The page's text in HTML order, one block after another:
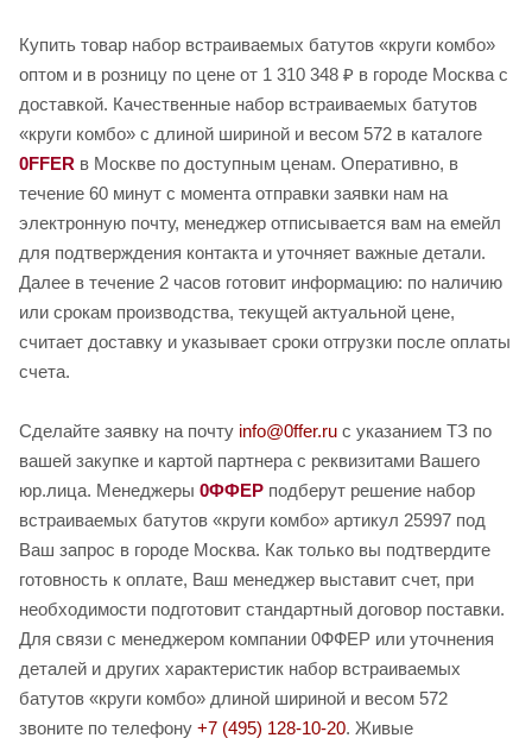
Купить товар набор встраиваемых батутов «круги комбо»
оптом и в розницу по цене от 1 310 348 ₽ в городе Москва с
доставкой. Качественные набор встраиваемых батутов
«круги комбо» с длиной шириной и весом 572 в каталоге
0FFER в Москве по доступным ценам. Оперативно, в
течение 60 минут с момента отправки заявки нам на
электронную почту, менеджер отписывается вам на емейл
для подтверждения контакта и уточняет важные детали.
Далее в течение 2 часов готовит информацию: по наличию
или срокам производства, текущей актуальной цене,
считает доставку и указывает сроки отгрузки после оплаты
счета.
Сделайте заявку на почту info@0ffer.ru с указанием ТЗ по
вашей закупке и картой партнера с реквизитами Вашего
юр.лица. Менеджеры 0ФФЕР подберут решение набор
встраиваемых батутов «круги комбо» артикул 25997 под
Ваш запрос в городе Москва. Как только вы подтвердите
готовность к оплате, Ваш менеджер выставит счет, при
необходимости подготовит стандартный договор поставки.
Для связи с менеджером компании 0ФФЕР или уточнения
деталей и других характеристик набор встраиваемых
батутов «круги комбо» длиной шириной и весом 572
звоните по телефону +7 (495) 128-10-20. Живые